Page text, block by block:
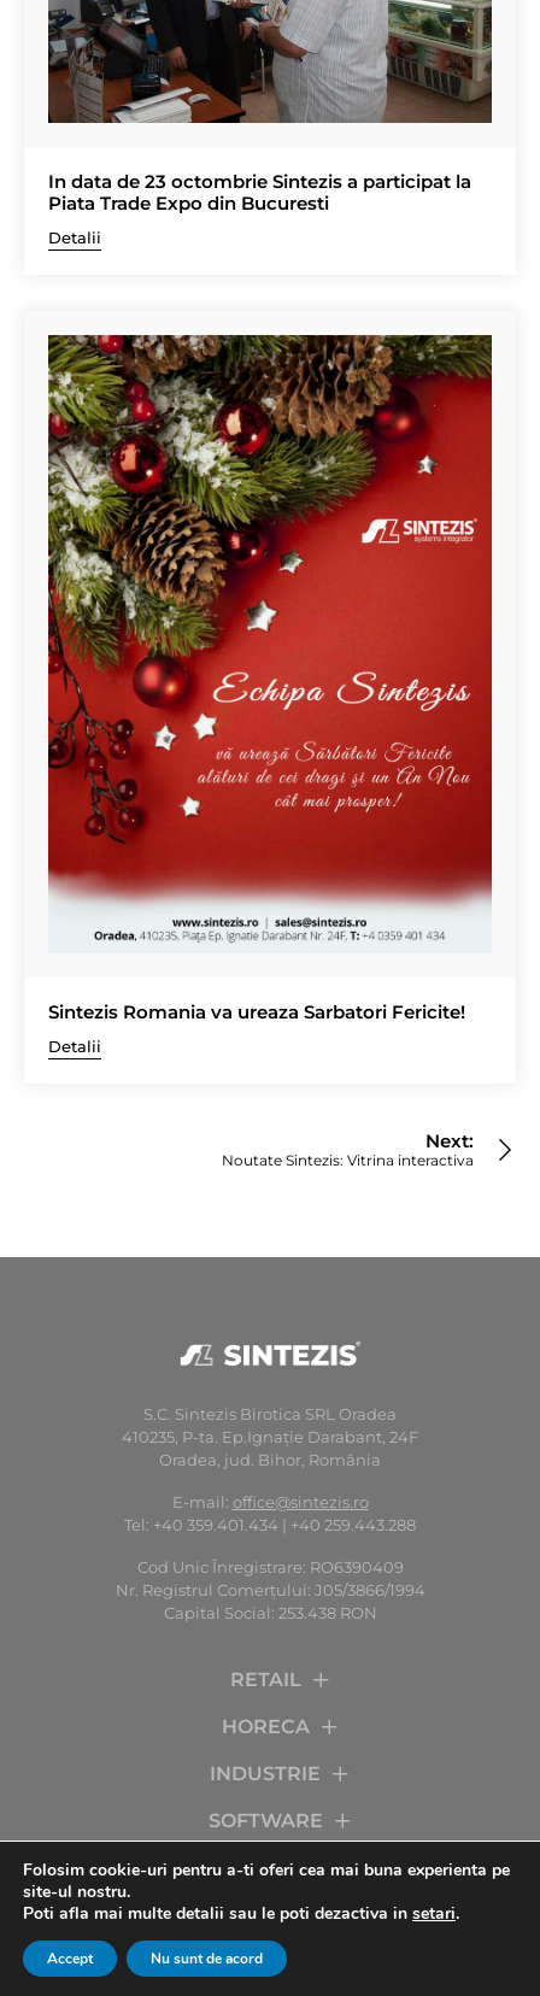
In data de 23 octombrie Sintezis a participat la
Piata Trade Expo din Bucuresti
Detalii
Sintezis Romania va ureaza Sarbatori Fericite!
Detalii
Next:
Noutate Sintezis: Vitrina interactiva
S.C. Sintezis Birotica SRL Oradea
410235, P-ta. Ep.Ignaţie Darabant, 24F
Oradea, jud. Bihor, România
E-mail: office@sintezis.ro
Tel: +40 359.401.434 | +40 259.443.288
Cod Unic Înregistrare: RO6390409
Nr. Registrul Comerţului: J05/3866/1994
Capital Social: 253.438 RON
RETAIL
HORECA
INDUSTRIE
SOFTWARE
SERVICII
COMPANIA
Folosim cookie-uri pentru a-ti oferi cea mai buna experienta pe
site-ul nostru.
Poti afla mai multe detalii sau le poti dezactiva in setari.
Accept Nu sunt de acord